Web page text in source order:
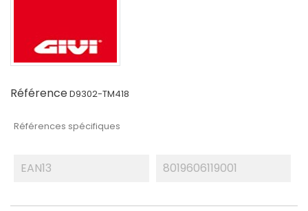
RéférenceD9302-TM418
Références spécifiques
EAN13 8019606119001